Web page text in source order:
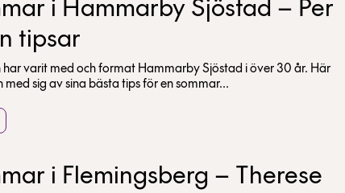
i Hammarby Sjöstad – Per
tipsar
har varit med och format Hammarby Sjöstad i över 30 år. Här
med sig av sina bästa tips för en sommar...
i Flemingsberg – Therese